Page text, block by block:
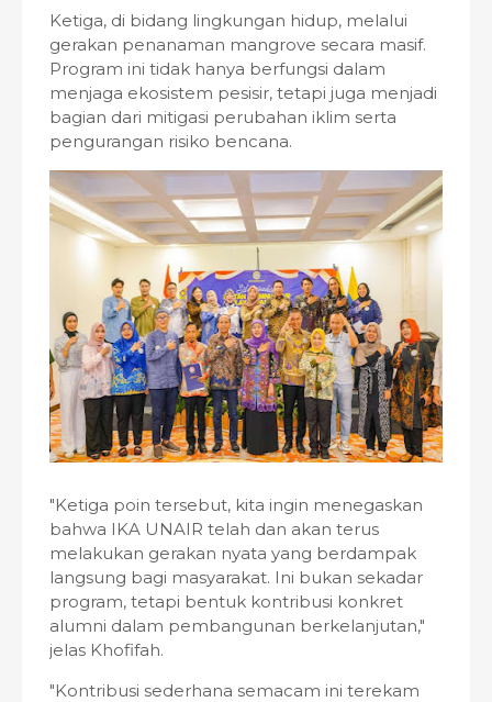
Ketiga, di bidang lingkungan hidup, melalui
gerakan penanaman mangrove secara masif.
Program ini tidak hanya berfungsi dalam
menjaga ekosistem pesisir, tetapi juga menjadi
bagian dari mitigasi perubahan iklim serta
pengurangan risiko bencana.
"Ketiga poin tersebut, kita ingin menegaskan
bahwa IKA UNAIR telah dan akan terus
melakukan gerakan nyata yang berdampak
langsung bagi masyarakat. Ini bukan sekadar
program, tetapi bentuk kontribusi konkret
alumni dalam pembangunan berkelanjutan,"
jelas Khofifah.
"Kontribusi sederhana semacam ini terekam